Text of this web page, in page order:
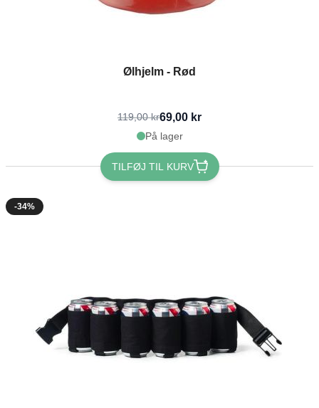
Ølhjelm - Rød
119,00 kr69,00 kr
På lager
TILFØJ TIL KURV
-34%